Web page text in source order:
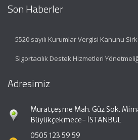
Son Haberler
5520 sayılı Kurumlar Vergisi Kanunu
Sigortacılık Destek Hizmetleri
Adresimiz
Muratçeşme Mah. Güz Sok.
Büyükçekmece- İSTANBUL
0505 123 59 59